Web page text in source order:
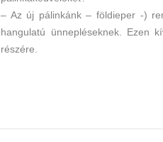
– Az új pálinkánk – földieper -)
hangulatú ünnepléseknek. Ezen
részére.